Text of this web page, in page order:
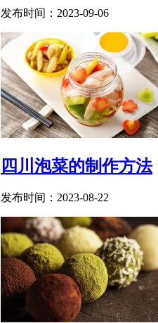
发布时间：2023-09-06
四川泡菜的制作方法
发布时间：2023-08-22